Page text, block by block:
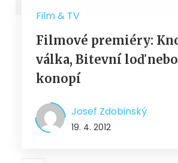
Film & TV
Filmové premiéry:
válka, Bitevní loď
konopí
Josef Zdobinský
19. 4. 2012